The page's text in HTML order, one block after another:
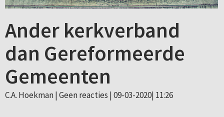
Ander kerkverband
dan Gereformeerde
Gemeenten
C.A. Hoekman | Geen reacties | 09-03-2020| 11:26